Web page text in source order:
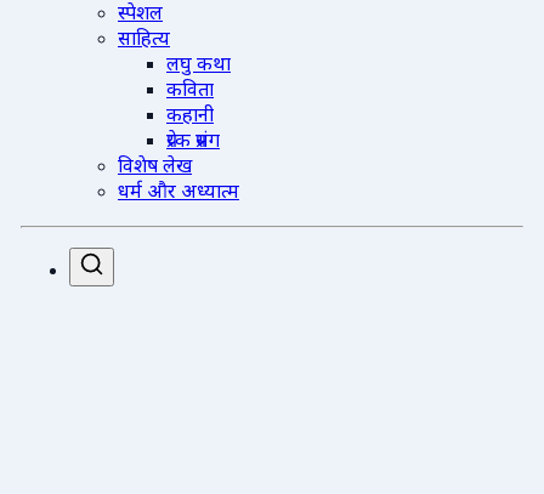
स्पेशल
साहित्य
लघु कथा
कविता
कहानी
प्रेरक प्रसंग
विशेष लेख
धर्म और अध्यात्म